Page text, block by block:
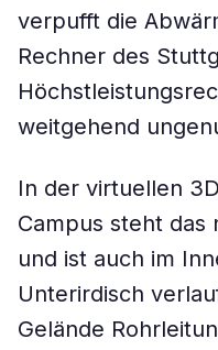
verpufft die
Rechner des
weitgehend
In der virtuellen
Campus steht das
und ist auch im
Unterirdisch
Gelände